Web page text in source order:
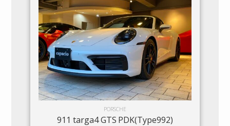
PORSCHE
911 targa4 GTS PDK(Type992)